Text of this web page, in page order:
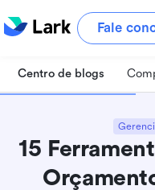
Fale
Centro de blogs
15